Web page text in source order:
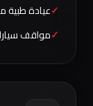
عيادة طبية
مواقف